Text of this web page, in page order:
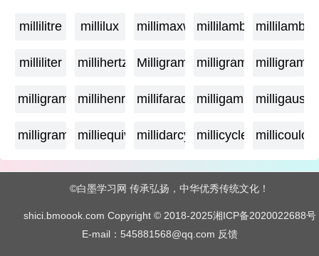
millilitre millilux millimaxwellmillilambda
milliliter millihertz Milligramagemilligrame
milligrammemillihenry millifarad milligammamilligauss
milligram milliequivalentmillidarcy millicycle
©白墨学习网 传承弘扬，中华优秀传统文化！
shici.bmoook.com Copyright © 2018-2025湘ICP备2020022688号
E-mail：545881568@qq.com 反馈